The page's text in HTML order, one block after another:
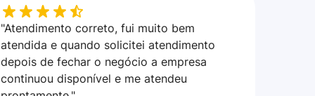
"Atendimento correto, fui muito bem
atendida e quando solicitei atendimento
depois de fechar o negócio a empresa
continuou disponível e me atendeu